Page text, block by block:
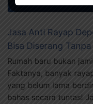
Jasa Anti Rayap
Bisa Diserang
Rumah baru bukan
Faktanya, banyak
yang belum lama
bahas secara tuntas!